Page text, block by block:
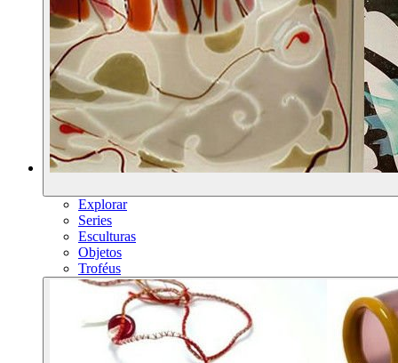
Explorar
Series
Esculturas
Objetos
Troféus